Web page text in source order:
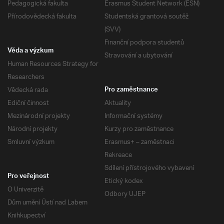
Pedagogická fakulta
Přírodovědecká fakulta
Erasmus Student Network (ESN)
Studentská grantová soutěž
(SVV)
Finanční podpora studentů
Stravování a ubytování
Věda a výzkum
Human Resources Strategy for
Researchers
Vědecká rada
Ediční činnost
Mezinárodní projekty
Národní projekty
Smluvní výzkum
Pro zaměstnance
Aktuality
Informační systémy
Kurzy pro zaměstnance
Erasmus+ – zaměstnaci
Rekreace
Sdílení přístrojového vybavení
Etický kodex
Odbory UJEP
Pro veřejnost
O Univerzitě
Dům umění Ústí nad Labem
Knihkupectví